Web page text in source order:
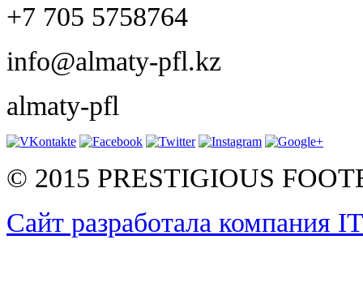
+7 705 5758764
info@almaty-pfl.kz
almaty-pfl
© 2015 PRESTIGIOUS
Сайт разработала компания